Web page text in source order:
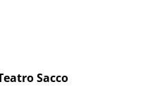
Sacco